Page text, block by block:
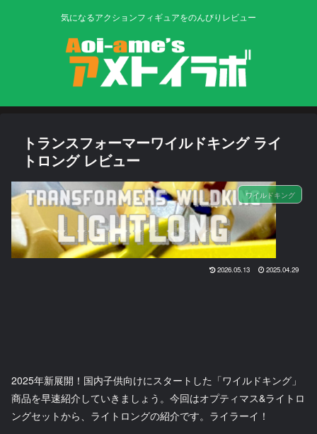
気になるアクションフィギュアをのんびりレビュー
トランスフォーマーワイルドキング ライ
トロング レビュー
ワイルドキング
2026.05.13 2025.04.29
2025年新展開！国内子供向けにスタートした「ワイルドキング」
商品を早速紹介していきましょう。今回はオプティマス&ライトロ
ングセットから、ライトロングの紹介です。ライラーイ！